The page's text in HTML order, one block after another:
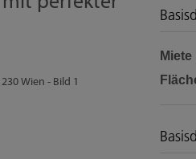
Miete